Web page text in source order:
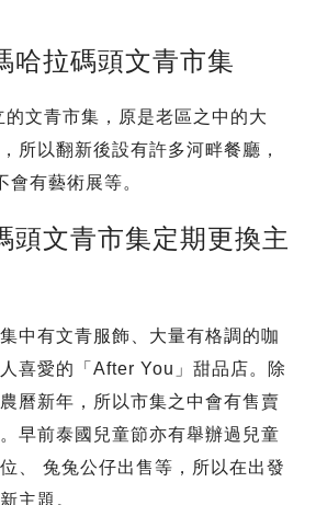
哈拉碼頭文青市集
文青市集，原是老區之中的大
所以翻新後設有許多河畔餐廳，
會有藝術展等。
頭文青市集定期更換主
中有文青服飾、大量有格調的咖
喜愛的「After You」甜品店。除
曆新年，所以市集之中會有售賣
早前泰國兒童節亦有舉辦過兒童
、 兔兔公仔出售等，所以在出發
主題。